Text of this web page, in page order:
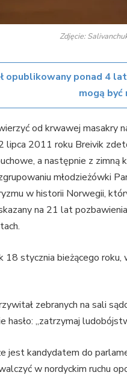
Zdjęcie:
opublikowany ponad 4
mogą
od krwawej masakry
lipca 2011 roku Breivik
a następnie z
młodzieżówki
w historii Norwegii,
na 21 lat
18 stycznia bieżącego
zebranych na sali
hasło: „zatrzymaj
jest kandydatem do
w nordyckim ruchu